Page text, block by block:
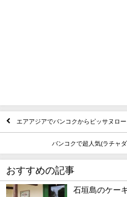
エアアジアでバンコクからピッサヌロ
バンコクで超人気(ラチャ
おすすめの記事
石垣島のケー